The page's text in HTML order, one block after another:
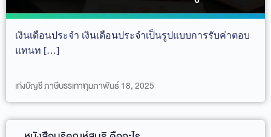
เงินเดือนประจำ เงินเดือนประจำเป็นรูปแบบการรับค่าตอบ
แทนท […]
เก่งบัญชี ภาษีบรรเทากุมภาพันธ์ 18, 2025